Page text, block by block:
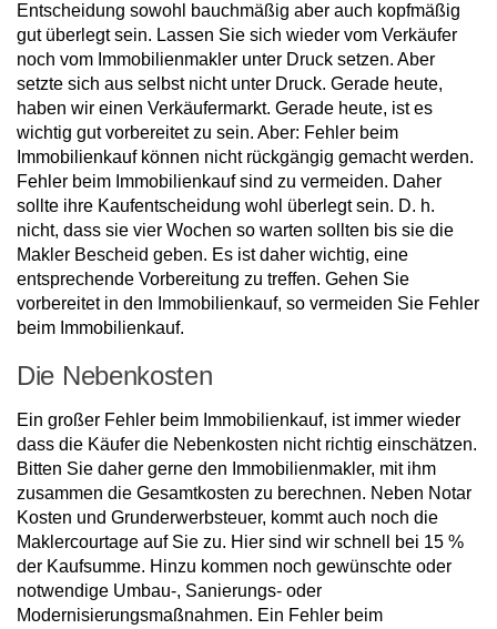
Entscheidung sowohl bauchmäßig aber auch kopfmäßig
gut überlegt sein. Lassen Sie sich wieder vom Verkäufer
noch vom Immobilienmakler unter Druck setzen. Aber
setzte sich aus selbst nicht unter Druck. Gerade heute,
haben wir einen Verkäufermarkt. Gerade heute, ist es
wichtig gut vorbereitet zu sein. Aber: Fehler beim
Immobilienkauf können nicht rückgängig gemacht werden.
Fehler beim Immobilienkauf sind zu vermeiden. Daher
sollte ihre Kaufentscheidung wohl überlegt sein. D. h.
nicht, dass sie vier Wochen so warten sollten bis sie die
Makler Bescheid geben. Es ist daher wichtig, eine
entsprechende Vorbereitung zu treffen. Gehen Sie
vorbereitet in den Immobilienkauf, so vermeiden Sie Fehler
beim Immobilienkauf.
Die Nebenkosten
Ein großer Fehler beim Immobilienkauf, ist immer wieder
dass die Käufer die Nebenkosten nicht richtig einschätzen.
Bitten Sie daher gerne den Immobilienmakler, mit ihm
zusammen die Gesamtkosten zu berechnen. Neben Notar
Kosten und Grunderwerbsteuer, kommt auch noch die
Maklercourtage auf Sie zu. Hier sind wir schnell bei 15 %
der Kaufsumme. Hinzu kommen noch gewünschte oder
notwendige Umbau-, Sanierungs- oder
Modernisierungsmaßnahmen. Ein Fehler beim